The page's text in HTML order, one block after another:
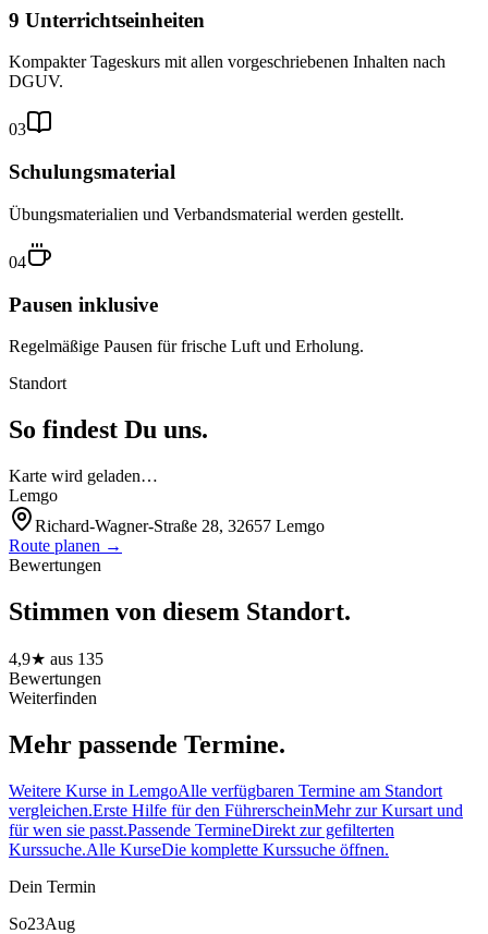
9 Unterrichtseinheiten
Kompakter Tageskurs mit allen vorgeschriebenen Inhalten nach
DGUV.
03
Schulungsmaterial
Übungsmaterialien und Verbandsmaterial werden gestellt.
04
Pausen inklusive
Regelmäßige Pausen für frische Luft und Erholung.
Standort
So findest Du uns.
Karte wird geladen…
Lemgo
Richard-Wagner-Straße 28, 32657 Lemgo
Route planen →
Bewertungen
Stimmen von diesem Standort.
4,9★ aus 135
Bewertungen
Weiterfinden
Mehr passende Termine.
Weitere Kurse in LemgoAlle verfügbaren Termine am Standort
vergleichen.Erste Hilfe für den FührerscheinMehr zur Kursart und
für wen sie passt.Passende TermineDirekt zur gefilterten
Kurssuche.Alle KurseDie komplette Kurssuche öffnen.
Dein Termin
So23Aug